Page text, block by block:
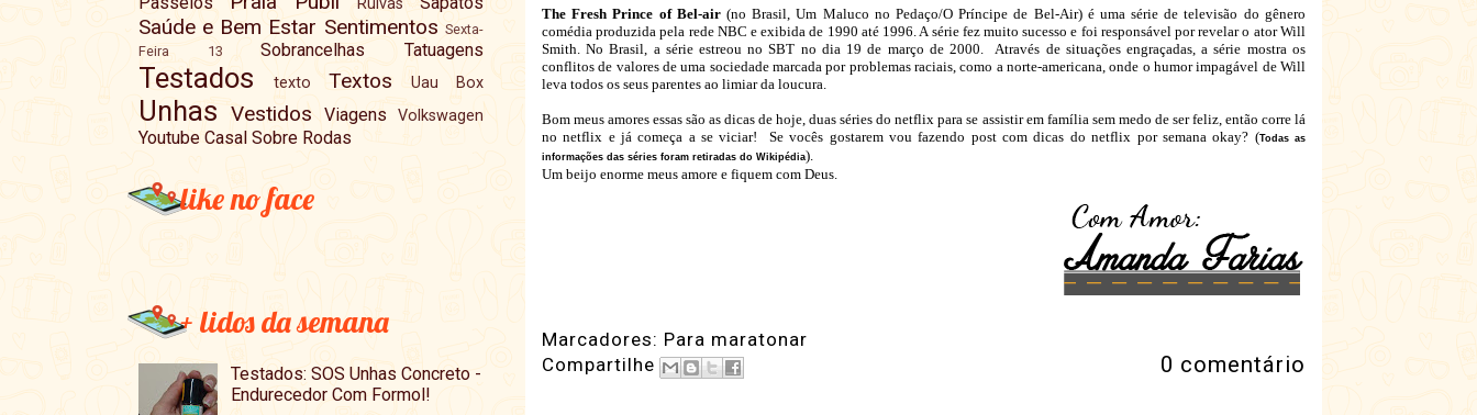
The Fresh Prince of Bel-air(no Brasil, Um Maluco no Pedaço/O Príncipe de Bel-Air) é uma série de televisão do gênero
comédia produzida pela rede NBC e exibida de 1990 até 1996. A série fez muito sucesso e foi responsável por revelar o ator Will
Smith. No Brasil, a série estreou no SBT no dia 19 de março de 2000. Através de situações engraçadas, a série mostra os
conflitos de valores de uma sociedade marcada por problemas raciais, como a norte-americana, onde o humor impagável de Will
leva todos os seus parentes ao limiar da loucura.
Bom meus amores essas são as dicas de hoje, duas séries do netflix para se assistir em família sem medo de ser feliz, então corre lá
no netflix e já começa a se viciar! Se vocês gostarem vou fazendo post com dicas do netflix por semana okay? (Todas as
informações das séries foram retiradas do Wikipédia).
Um beijo enorme meus amore e fiquem com Deus.
Marcadores: Para maratonar
Compartilhe
0 comentário
Saúde e Bem Estar Sentimentos Sexta-
Feira 13
Sobrancelhas Tatuagens
Testados texto Textos Uau Box
Unhas Vestidos Viagens Volkswagen
Youtube Casal Sobre Rodas
like no face
+ lidos da semana
Testados: SOS Unhas Concreto -
Endurecedor Com Formol!